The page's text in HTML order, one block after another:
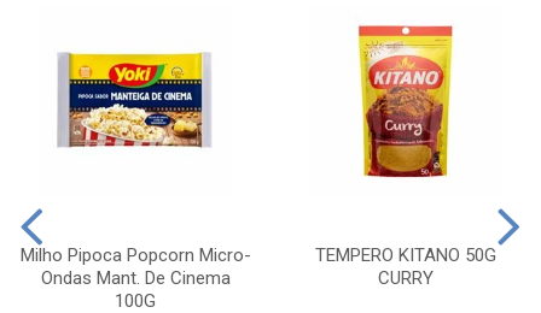
Milho Pipoca Popcorn Micro-
Ondas Mant. De Cinema
100G
TEMPERO KITANO 50G
CURRY